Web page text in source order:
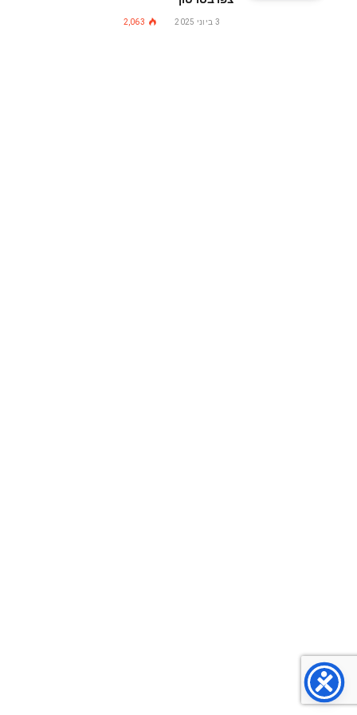
3 ביוני 2025 2,063